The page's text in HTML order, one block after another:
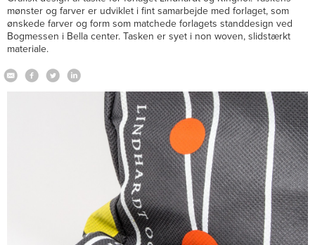
mønster og farver er udviklet i fint samarbejde med forlaget, som
ønskede farver og form som matchede forlagets standdesign ved
Bogmessen i Bella center. Tasken er syet i non woven, slidstærkt
materiale.